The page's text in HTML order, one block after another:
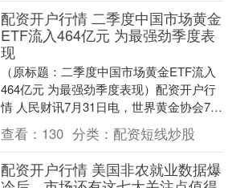
配资开户行情 二季度中国市场黄金
ETF流入464亿元 为最强劲季度表
现
（原标题：二季度中国市场黄金ETF流入
464亿元 为最强劲季度表现）配资开户行
情 人民财讯7月31日电，世界黄金协会7月
31日发布的数据显示，二季度中国市场黄
金....
查看： 130 分类： 配资短线炒股
配资开户行情 美国非农就业数据爆